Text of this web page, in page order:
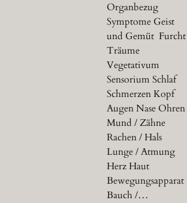
Organbezug
Symptome Geist
und Gemüt Furcht
Träume
Vegetativum
Sensorium Schlaf
Schmerzen Kopf
Augen Nase Ohren
Mund / Zähne
Rachen / Hals
Lunge / Atmung
Herz Haut
Bewegungsapparat
Bauch /…